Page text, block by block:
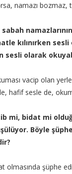
namazı bozmaz,
kılınırken
sesli olarak
vacip olan
hafif sesle de,
mi, bidat mi
Böyle
olmasında şüphe